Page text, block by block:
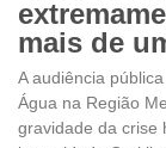
mais de
A audiência
Água na Região
gravidade da crise